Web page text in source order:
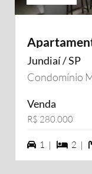
Jundiaí / SP
Condomínio
Venda
R$ 280.000
1 vagas na
1 | 22 |